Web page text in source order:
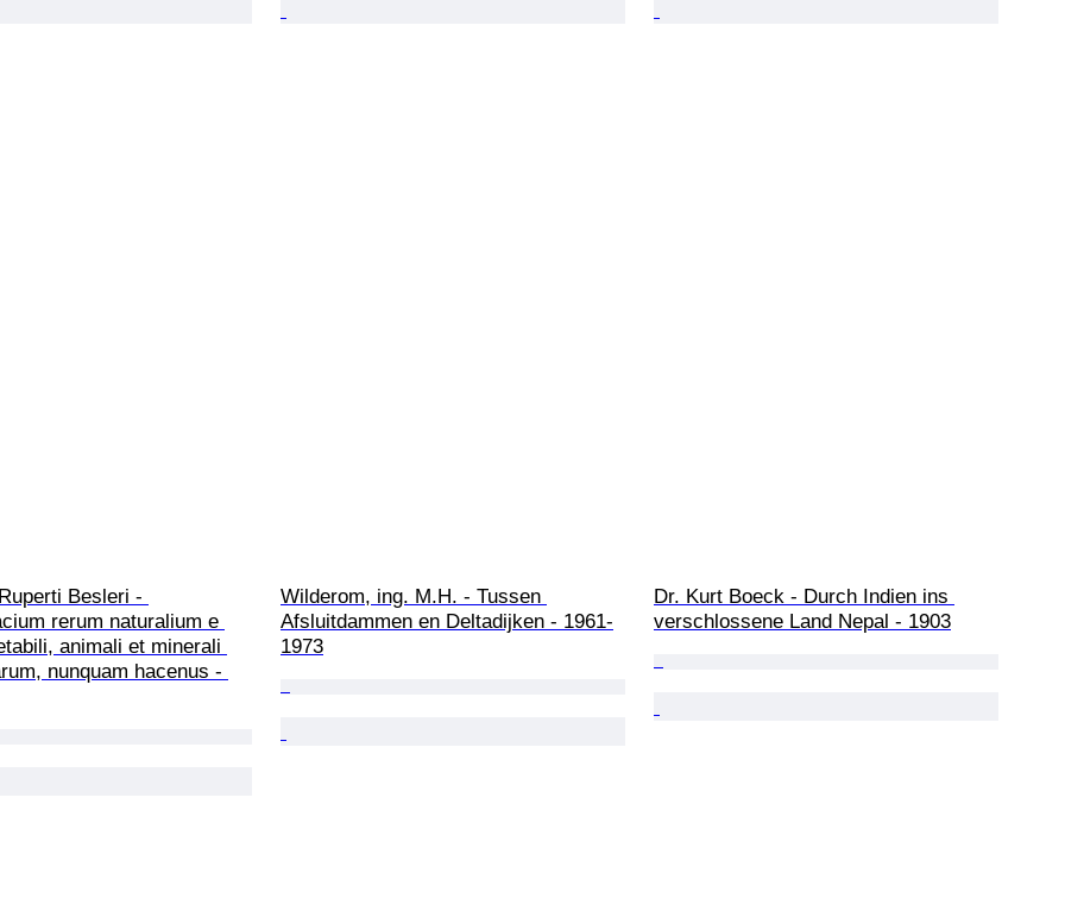
Besleri -
rerum naturalium e
animali et minerali
nunquam hacenus -
Wilderom, ing. M.H. - Tussen
Afsluitdammen en Deltadijken - 1961-
1973
Dr. Kurt Boeck - Durch Indien ins
verschlossene Land Nepal - 1903